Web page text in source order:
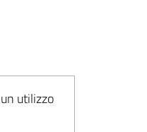
utilizzo